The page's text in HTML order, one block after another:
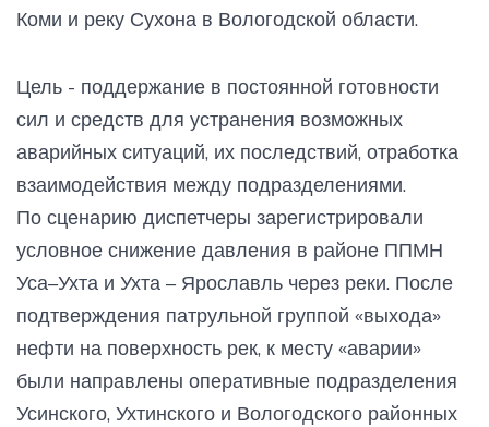
Коми и реку Сухона в Вологодской области.
Цель - поддержание в постоянной готовности
сил и средств для устранения возможных
аварийных ситуаций, их последствий, отработка
взаимодействия между подразделениями.
По сценарию диспетчеры зарегистрировали
условное снижение давления в районе ППМН
Уса–Ухта и Ухта – Ярославль через реки. После
подтверждения патрульной группой «выхода»
нефти на поверхность рек, к месту «аварии»
были направлены оперативные подразделения
Усинского, Ухтинского и Вологодского районных